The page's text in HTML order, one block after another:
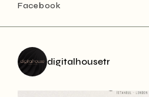
Facebook
digitalhousetr